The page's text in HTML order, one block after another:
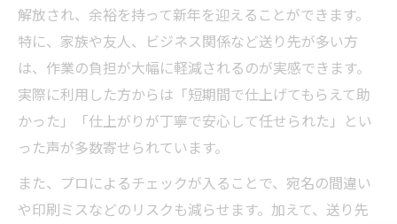
解放され、余裕を持って新年を迎えることができます。
特に、家族や友人、ビジネス関係など送り先が多い方
は、作業の負担が大幅に軽減されるのが実感できます。
実際に利用した方からは「短期間で仕上げてもらえて助
かった」「仕上がりが丁寧で安心して任せられた」とい
った声が多数寄せられています。
また、プロによるチェックが入ることで、宛名の間違い
や印刷ミスなどのリスクも減らせます。加えて、送り先